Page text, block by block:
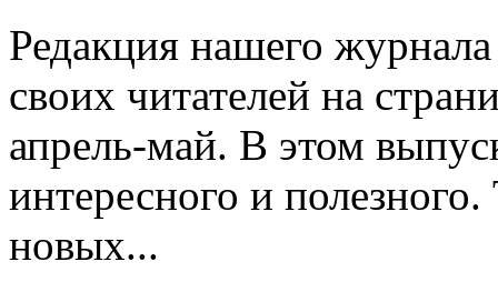
Редакция нашего журнала
своих читателей на
апрель-май. В этом
интересного и
новых...